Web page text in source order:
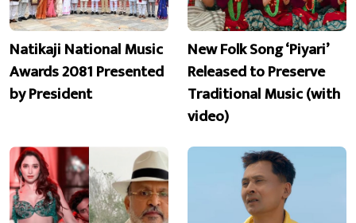
Natikaji National Music
Awards 2081 Presented
by President
New Folk Song ‘Piyari’
Released to Preserve
Traditional Music (with
video)